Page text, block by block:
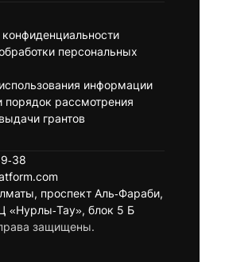
защищены.
38
проспект Аль-Фараби,
«Нурлы-Тау», блок 5 Б
конфиденциальности
персональных
информации
порядок рассмотрения
грантов